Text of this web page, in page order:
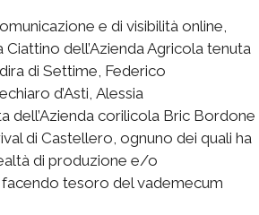
e di visibilità online,
dell’Azienda Agricola tenuta
di Settime, Federico
d’Asti, Alessia
dell’Azienda corilicola Bric Bordone
di Castellero, ognuno dei quali ha
di produzione e/o
tesoro del vademecum